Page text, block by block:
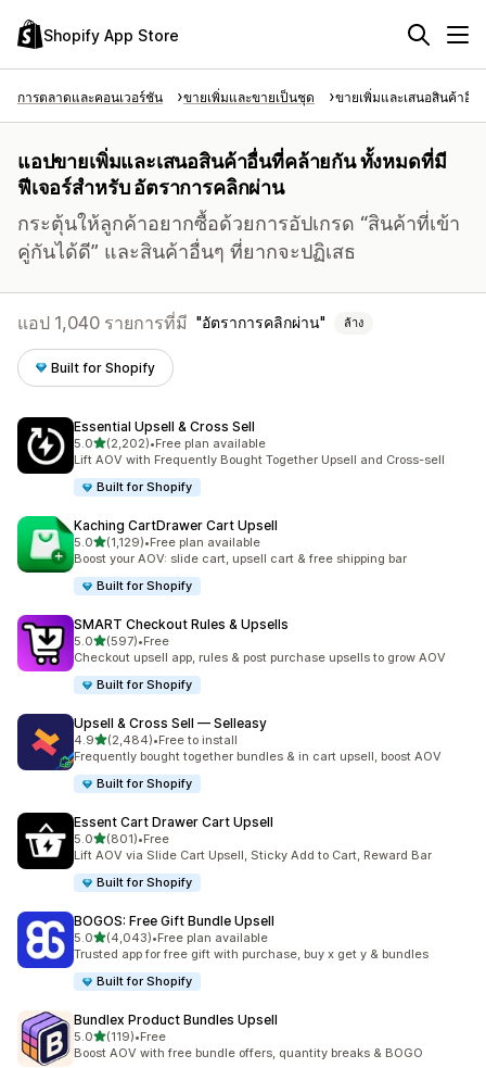
Shopify App Store
การตลาดและคอนเวอร์ชัน ขายเพิ่มและขายเป็นชุด ขายเพิ่มและเสนอสินค้าอื่
แอปขายเพิ่มและเสนอสินค้าอื่นที่คล้ายกัน ทั้งหมดที่มี
ฟีเจอร์สำหรับ อัตราการคลิกผ่าน
กระตุ้นให้ลูกค้าอยากซื้อด้วยการอัปเกรด “สินค้าที่เข้า
คู่กันได้ดี” และสินค้าอื่นๆ ที่ยากจะปฏิเสธ
แอป 1,040 รายการที่มี อัตราการคลิกผ่าน ล้าง
Built for Shopify
Essential Upsell & Cross Sell
5.0เต็ม 5 ดาว
(2,202)
ทั้งหมด 2202 รีวิว
•Free plan available
Lift AOV with Frequently Bought Together Upsell and Cross-sell
Built for Shopify
Kaching CartDrawer Cart Upsell
5.0เต็ม 5 ดาว
(1,129)
ทั้งหมด 1129 รีวิว
•Free plan available
Boost your AOV: slide cart, upsell cart & free shipping bar
Built for Shopify
SMART Checkout Rules & Upsells
5.0เต็ม 5 ดาว
(597)
ทั้งหมด 597 รีวิว
•Free
Checkout upsell app, rules & post purchase upsells to grow AOV
Built for Shopify
Upsell & Cross Sell — Selleasy
4.9เต็ม 5 ดาว
(2,484)
ทั้งหมด 2484 รีวิว
•Free to install
Frequently bought together bundles & in cart upsell, boost AOV
Built for Shopify
Essent Cart Drawer Cart Upsell
5.0เต็ม 5 ดาว
(801)
ทั้งหมด 801 รีวิว
•Free
Lift AOV via Slide Cart Upsell, Sticky Add to Cart, Reward Bar
Built for Shopify
BOGOS: Free Gift Bundle Upsell
5.0เต็ม 5 ดาว
(4,043)
ทั้งหมด 4043 รีวิว
•Free plan available
Trusted app for free gift with purchase, buy x get y & bundles
Built for Shopify
Bundlex Product Bundles Upsell
5.0เต็ม 5 ดาว
(119)
ทั้งหมด 119 รีวิว
•Free
Boost AOV with free bundle offers, quantity breaks & BOGO